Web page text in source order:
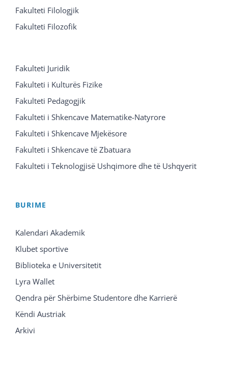
Fakulteti Filologjik
Fakulteti Filozofik
Fakulteti Juridik
Fakulteti i Kulturës Fizike
Fakulteti Pedagogjik
Fakulteti i Shkencave Matematike-Natyrore
Fakulteti i Shkencave Mjekësore
Fakulteti i Shkencave të Zbatuara
Fakulteti i Teknologjisë Ushqimore dhe të Ushqyerit
BURIME
Kalendari Akademik
Klubet sportive
Biblioteka e Universitetit
Lyra Wallet
Qendra për Shërbime Studentore dhe Karrierë
Këndi Austriak
Arkivi